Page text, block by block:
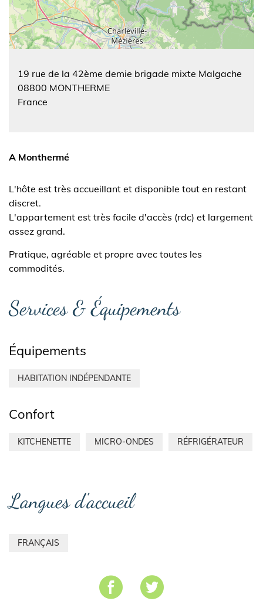
19 rue de la 42ème demie brigade mixte Malgache
08800 MONTHERME
France
A Monthermé
L'hôte est très accueillant et disponible tout en restant
discret.
L'appartement est très facile d'accès (rdc) et largement
assez grand.
Pratique, agréable et propre avec toutes les
commodités.
Services & Équipements
Équipements
HABITATION INDÉPENDANTE
Confort
KITCHENETTE MICRO-ONDES RÉFRIGÉRATEUR
Langues d'accueil
FRANÇAIS